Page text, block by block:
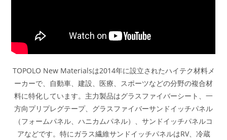
TOPOLO New Materialsは2014年に設立されたハイテク材料メ
ーカーで、自動車、建設、医療、スポーツなどの分野の複合材
料に特化しています。主力製品はグラスファイバーシート、一
方向プリプレグテープ、グラスファイバーサンドイッチパネル
（フォームパネル、ハニカムパネル）、サンドイッチパネルコ
アなどです。特にガラス繊維サンドイッチパネルはRV、冷蔵